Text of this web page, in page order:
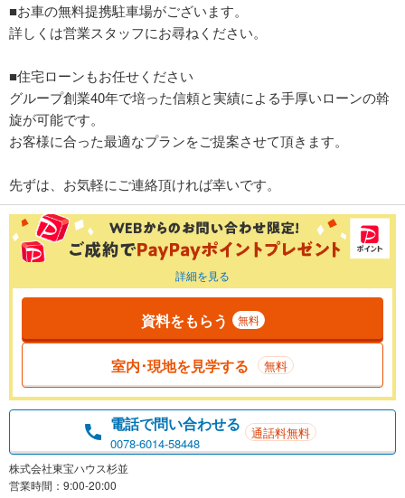
■お車の無料提携駐車場がございます。
詳しくは営業スタッフにお尋ねください。
■住宅ローンもお任せください
グループ創業40年で培った信頼と実績による手厚いローンの斡
旋が可能です。
お客様に合った最適なプランをご提案させて頂きます。
先ずは、お気軽にご連絡頂ければ幸いです。
詳細を見る
資料をもらう 無料
室内･現地を見学する 無料
電話で問い合わせる
0078-6014-58448
通話料無料
株式会社東宝ハウス杉並
営業時間：9:00-20:00